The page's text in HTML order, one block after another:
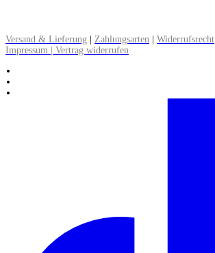
Versand & Lieferung
Zahlungsarten Widerrufsrecht
Impressum | Vertrag widerrufen